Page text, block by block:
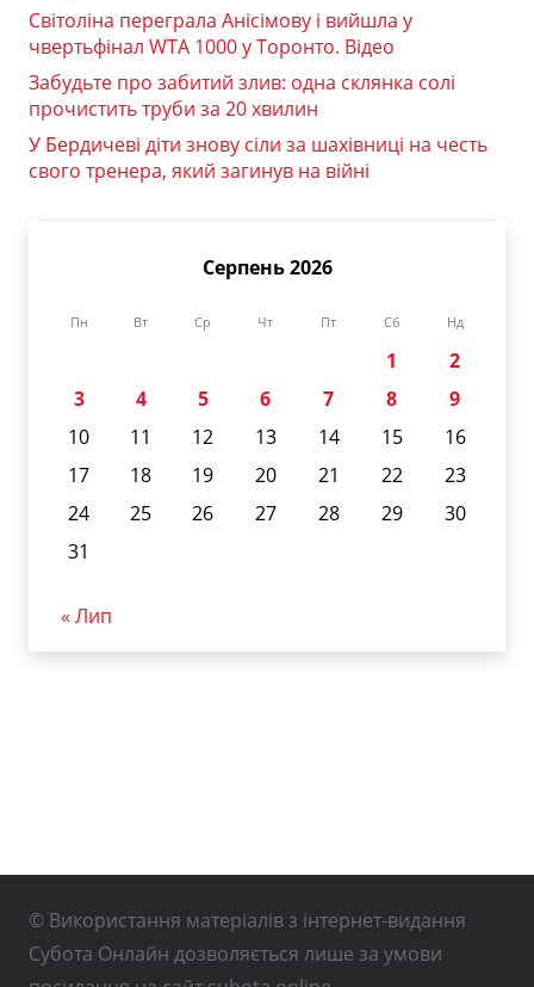
Світоліна переграла Анісімову і вийшла у
чвертьфінал WTA 1000 у Торонто. Відео
Забудьте про забитий злив: одна склянка солі
прочистить труби за 20 хвилин
У Бердичеві діти знову сіли за шахівниці на честь
свого тренера, який загинув на війні
Серпень 2026
Пн Вт Ср Чт Пт Сб Нд
1
2
3
4 5 6 7 8
9
10
11 12 13 14 15
16
17
18 19 20 21 22
23
24
25 26 27 28 29
30
31
« Лип
© Використання матеріалів з інтернет-видання
Субота Онлайн дозволяється лише за умови